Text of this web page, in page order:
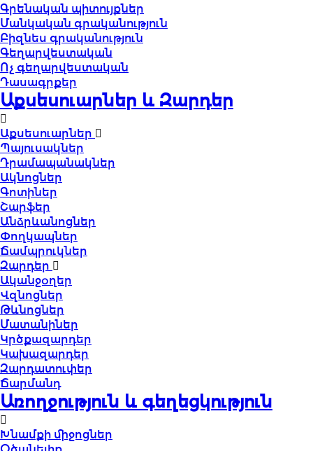
Գրենական պիտույքներ
Մանկական գրականություն
Բիզնես գրականություն
Գեղարվեստական
Ոչ գեղարվեստական
Դասագրքեր
Աքսեսուարներ և Զարդեր
Աքսեսուարներ
Պայուսակներ
Դրամապանակներ
Ակնոցներ
Գոտիներ
Շարֆեր
Անձրևանոցներ
Փողկապներ
Ճամպրուկներ
Զարդեր
Ականջօղեր
Վզնոցներ
Թևնոցներ
Մատանիներ
Կրծքազարդեր
Կախազարդեր
Զարդատուփեր
Ճարմանդ
Առողջություն և գեղեցկություն
Խնամքի միջոցներ